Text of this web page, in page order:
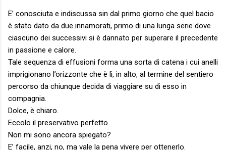
E’ conosciuta e indiscussa sin dal primo giorno che quel bacio
è stato dato da due innamorati, primo di una lunga serie dove
ciascuno dei successivi si è dannato per superare il precedente
in passione e calore.
Tale sequenza di effusioni forma una sorta di catena i cui anelli
imprigionano l’orizzonte che è lì, in alto, al termine del sentiero
percorso da chiunque decida di viaggiare su di esso in
compagnia.
Dolce, è chiaro.
Eccolo il preservativo perfetto.
Non mi sono ancora spiegato?
E’ facile, anzi, no, ma vale la pena vivere per ottenerlo.